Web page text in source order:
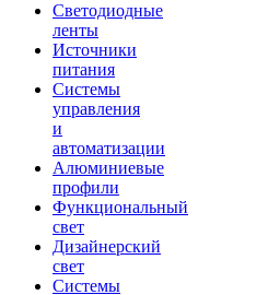
Светодиодные
ленты
Источники
питания
Системы
управления
и
автоматизации
Алюминиевые
профили
Функциональный
свет
Дизайнерский
свет
Системы